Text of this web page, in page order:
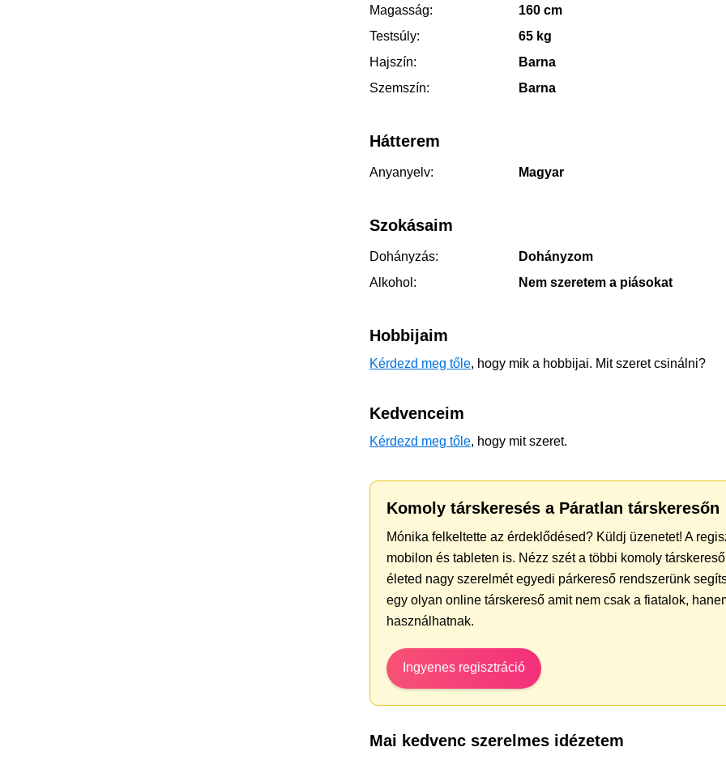
Magasság:
160 cm
Testsúly:
65 kg
Hajszín:
Barna
Szemszín:
Barna
Hátterem
Anyanyelv: Magyar
Szokásaim
Dohányzás:
Dohányzom
Alkohol:
Nem szeretem a piásokat
Hobbijaim
Kérdezd meg tőle, hogy mik a hobbijai. Mit szeret csinálni?
Kedvenceim
Kérdezd meg tőle, hogy mit szeret.
Komoly társkeresés a Páratlan társkeresőn
Mónika felkeltette az érdeklődésed? Küldj üzenetet! A
mobilon és tableten is. Nézz szét a többi komoly
életed nagy szerelmét egyedi párkereső rendszerünk
egy olyan online társkereső amit nem csak a fiatalok,
használhatnak.
Ingyenes regisztráció
Mai kedvenc szerelmes idézetem